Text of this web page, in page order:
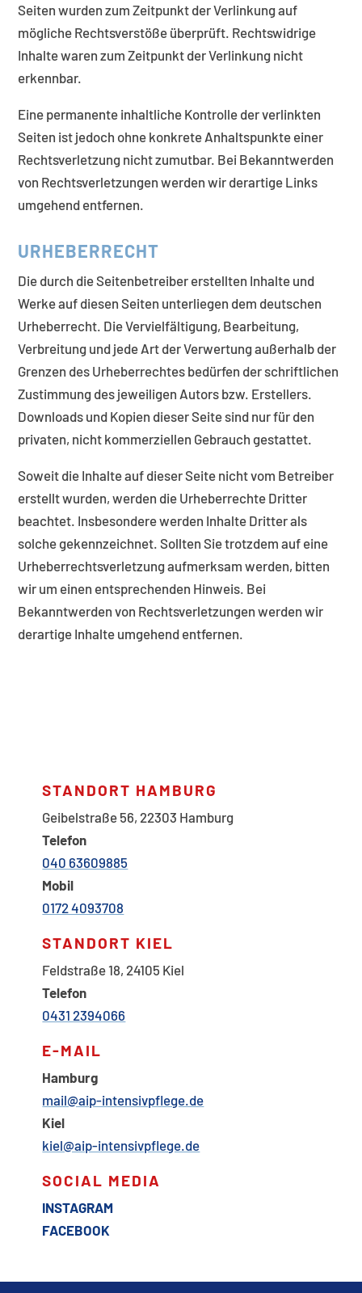
Seiten wurden zum Zeitpunkt der Verlinkung auf
mögliche Rechtsverstöße überprüft. Rechtswidrige
Inhalte waren zum Zeitpunkt der Verlinkung nicht
erkennbar.
Eine permanente inhaltliche Kontrolle der verlinkten
Seiten ist jedoch ohne konkrete Anhaltspunkte einer
Rechtsverletzung nicht zumutbar. Bei Bekanntwerden
von Rechtsverletzungen werden wir derartige Links
umgehend entfernen.
URHEBERRECHT
Die durch die Seitenbetreiber erstellten Inhalte und
Werke auf diesen Seiten unterliegen dem deutschen
Urheberrecht. Die Vervielfältigung, Bearbeitung,
Verbreitung und jede Art der Verwertung außerhalb der
Grenzen des Urheberrechtes bedürfen der schriftlichen
Zustimmung des jeweiligen Autors bzw. Erstellers.
Downloads und Kopien dieser Seite sind nur für den
privaten, nicht kommerziellen Gebrauch gestattet.
Soweit die Inhalte auf dieser Seite nicht vom Betreiber
erstellt wurden, werden die Urheberrechte Dritter
beachtet. Insbesondere werden Inhalte Dritter als
solche gekennzeichnet. Sollten Sie trotzdem auf eine
Urheberrechtsverletzung aufmerksam werden, bitten
wir um einen entsprechenden Hinweis. Bei
Bekanntwerden von Rechtsverletzungen werden wir
derartige Inhalte umgehend entfernen.
STANDORT HAMBURG
Geibelstraße 56, 22303 Hamburg
Telefon
040 63609885
Mobil
0172 4093708
STANDORT KIEL
Feldstraße 18, 24105 Kiel
Telefon
0431 2394066
E-MAIL
Hamburg
mail@aip-intensivpflege.de
Kiel
kiel@aip-intensivpflege.de
SOCIAL MEDIA
INSTAGRAM
FACEBOOK